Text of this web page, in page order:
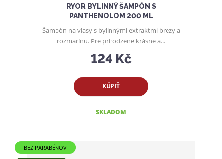
RYOR BYLINNÝ ŠAMPÓN S
PANTHENOLOM 200 ML
124 Kč
KÚPIŤ
SKLADOM
Šampón na vlasy s bylinnými extraktmi brezy a
rozmarínu. Pre prirodzene krásne a...
BEZ PARABÉNOV